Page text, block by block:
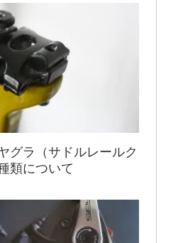
グラ（サドルレールク
類について